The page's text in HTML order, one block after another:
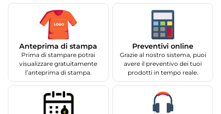
Anteprima di stampa
Prima di stampare potrai
visualizzare gratuitamente
l’anteprima di stampa.
Preventivi online
Grazie al nostro sistema, puoi
avere il preventivo dei tuoi
prodotti in tempo reale.